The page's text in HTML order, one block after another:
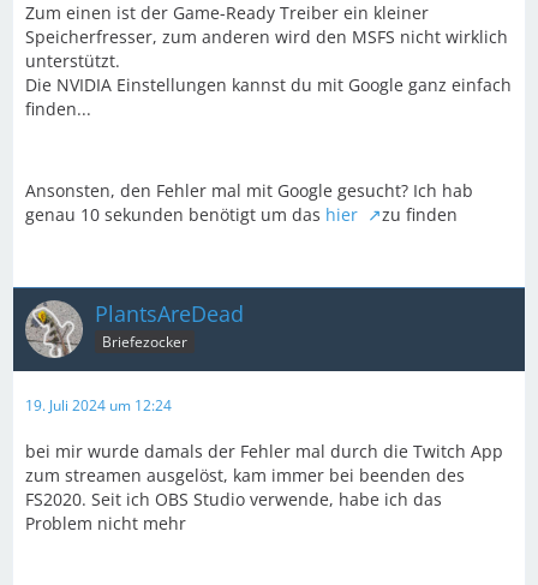
Zum einen ist der Game-Ready Treiber ein kleiner
Speicherfresser, zum anderen wird den MSFS nicht wirklich
unterstützt.
Die NVIDIA Einstellungen kannst du mit Google ganz einfach
finden...
Ansonsten, den Fehler mal mit Google gesucht? Ich hab
genau 10 sekunden benötigt um das hier zu finden
PlantsAreDead
Briefezocker
19. Juli 2024 um 12:24
bei mir wurde damals der Fehler mal durch die Twitch App
zum streamen ausgelöst, kam immer bei beenden des
FS2020. Seit ich OBS Studio verwende, habe ich das
Problem nicht mehr